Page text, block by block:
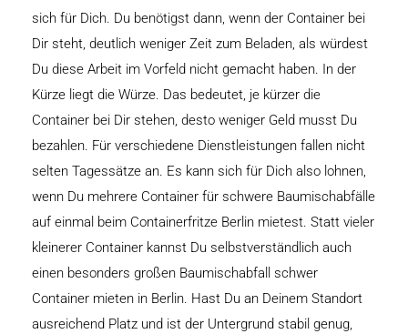
sich für Dich. Du benötigst dann, wenn der Container bei
Dir steht, deutlich weniger Zeit zum Beladen, als würdest
Du diese Arbeit im Vorfeld nicht gemacht haben. In der
Kürze liegt die Würze. Das bedeutet, je kürzer die
Container bei Dir stehen, desto weniger Geld musst Du
bezahlen. Für verschiedene Dienstleistungen fallen nicht
selten Tagessätze an. Es kann sich für Dich also lohnen,
wenn Du mehrere Container für schwere Baumischabfälle
auf einmal beim Containerfritze Berlin mietest. Statt vieler
kleinerer Container kannst Du selbstverständlich auch
einen besonders großen Baumischabfall schwer
Container mieten in Berlin. Hast Du an Deinem Standort
ausreichend Platz und ist der Untergrund stabil genug,